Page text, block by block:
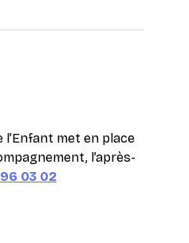
l’Enfant met en place
l’après-
03 02